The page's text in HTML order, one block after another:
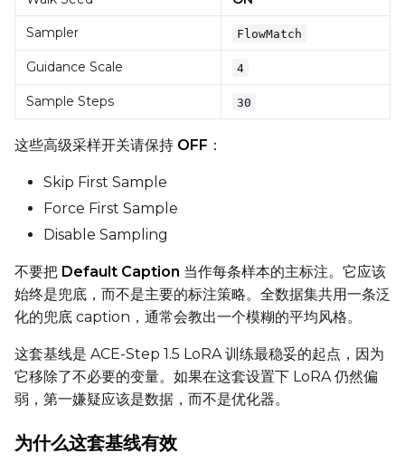
Seed
Height
Sampler FlowMatch
Guidance Scale 4
Sample Steps 30
这些高级采样开关请保持 OFF ：
Skip First Sample
Force First Sample
Disable Sampling
不要把 Default Caption 当作每条样本的主标注。它应该
始终是兜底，而不是主要的标注策略。全数据集共用一条泛
化的兜底 caption，通常会教出一个模糊的平均风格。
这套基线是 ACE-Step 1.5 LoRA 训练最稳妥的起点，因为
它移除了不必要的变量。如果在这套设置下 LoRA 仍然偏
弱，第一嫌疑应该是数据，而不是优化器。
为什么这套基线有效